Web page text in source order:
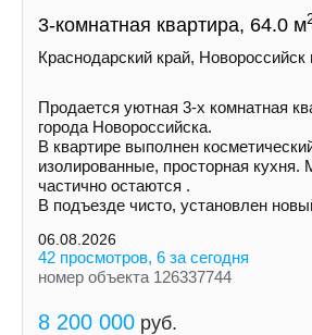
3-комнатная квартира, 64.0 м
Краснодарский край, Новороссийск
Пpoдается уютная 3-х комнатная
города Новороссийска.
В квартире выполнен
изолированные, просторная кухня.
частично остаются .
В подъезде чисто, установлен
06.08.2026
42 просмотров, 6 за сегодня
номер объекта 126337744
8 200 000 руб.